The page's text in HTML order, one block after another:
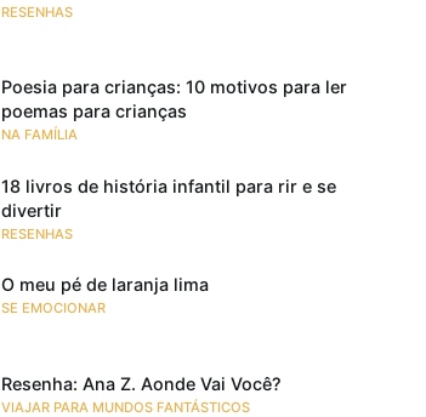
RESENHAS
Poesia para crianças: 10 motivos para ler
poemas para crianças
NA FAMÍLIA
18 livros de história infantil para rir e se
divertir
RESENHAS
O meu pé de laranja lima
SE EMOCIONAR
Resenha: Ana Z. Aonde Vai Você?
VIAJAR PARA MUNDOS FANTÁSTICOS